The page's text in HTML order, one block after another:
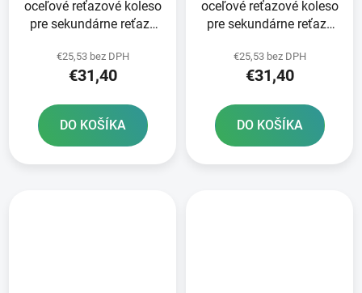
oceľové reťazové koleso
pre sekundárne reťaze
zubov
€25,53 bez DPH
€31,40
DO KOŠÍKA
oceľové reťazové koleso
pre sekundárne reťaze
zubov
€25,53 bez DPH
€31,40
DO KOŠÍKA